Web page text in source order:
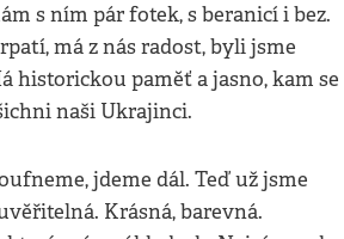
s ním pár fotek, s beranicí i bez.
má z nás radost, byli jsme
historickou paměť a jasno, kam se
naši Ukrajinci.
jdeme dál. Teď už jsme
Krásná, barevná.